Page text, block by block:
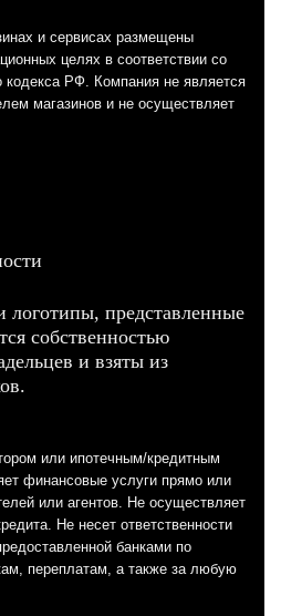
и сервисах размещены
целях в соответствии со
кодекса РФ. Компания не является
магазинов и не осуществляет
логотипы, представленные
собственностью
и взяты из
или ипотечным/кредитным
финансовые услуги прямо или
или агентов. Не осуществляет
Не несет ответственности
банками по
переплатам, а также за любую